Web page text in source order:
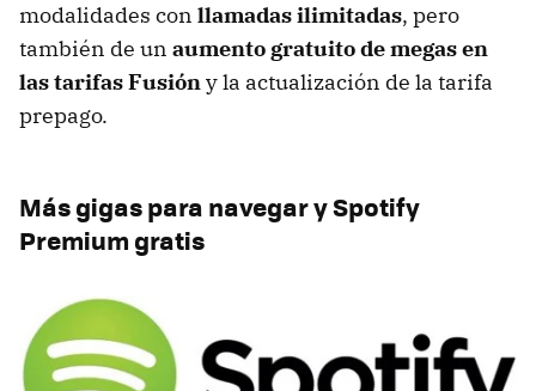
modalidades con llamadas ilimitadas, pero
también de un aumento gratuito de megas en
las tarifas Fusióny la actualización de la tarifa
prepago.
Más gigas para navegar y Spotify
Premium gratis